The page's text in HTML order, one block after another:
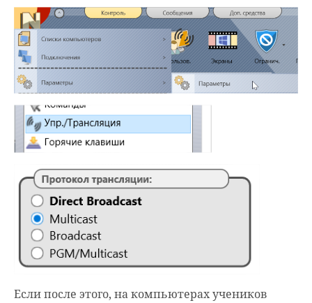
Если после этого, на компьютерах учеников